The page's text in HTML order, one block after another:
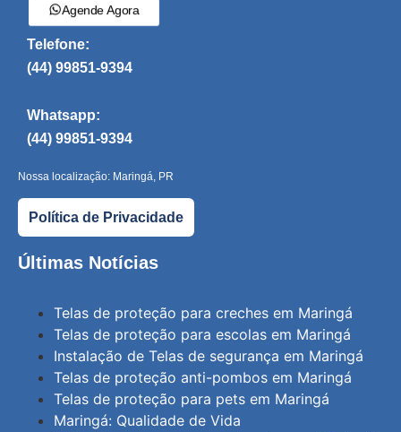
Agende Agora
Telefone:
(44) 99851-9394
Whatsapp:
(44) 99851-9394
Nossa localização: Maringá, PR
Política de Privacidade
Últimas Notícias
Telas de proteção para creches em Maringá
Telas de proteção para escolas em Maringá
Instalação de Telas de segurança em Maringá
Telas de proteção anti-pombos em Maringá
Telas de proteção para pets em Maringá
Maringá: Qualidade de Vida